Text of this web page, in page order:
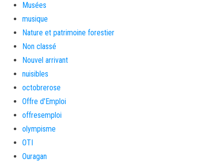
Musées
musique
Nature et patrimoine forestier
Non classé
Nouvel arrivant
nuisibles
octobrerose
Offre d'Emploi
offresemploi
olympisme
OTI
Ouragan